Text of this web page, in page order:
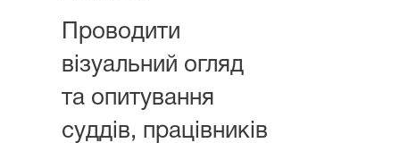
Проводити
візуальний огляд
та опитування
суддів, працівників